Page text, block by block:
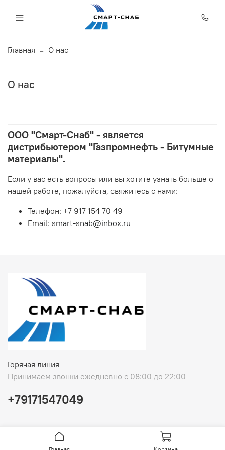
Главная О нас
О нас
ООО "Смарт-Снаб" - является
дистрибьютером "Газпромнефть - Битумные
материалы".
Если у вас есть вопросы или вы хотите узнать больше о
нашей работе, пожалуйста, свяжитесь с нами:
Телефон: +7 917 154 70 49
Email: smart-snab@inbox.ru
Горячая линия
Принимаем звонки ежедневно с 08:00 до 22:00
+79171547049